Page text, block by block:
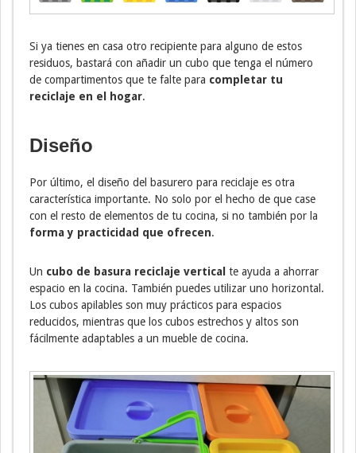
Si ya tienes en casa otro recipiente para alguno de estos
residuos, bastará con añadir un cubo que tenga el número
de compartimentos que te falte para completar tu
reciclaje en el hogar.
Diseño
Por último, el diseño del basurero para reciclaje es otra
característica importante. No solo por el hecho de que case
con el resto de elementos de tu cocina, si no también por la
forma y practicidad que ofrecen.
Un cubo de basura reciclaje vertical te ayuda a ahorrar
espacio en la cocina. También puedes utilizar uno horizontal.
Los cubos apilables son muy prácticos para espacios
reducidos, mientras que los cubos estrechos y altos son
fácilmente adaptables a un mueble de cocina.